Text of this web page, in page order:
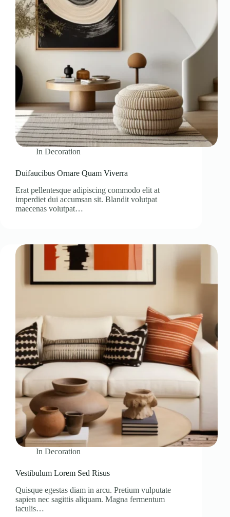
In Decoration
Duifaucibus Ornare Quam Viverra
Erat pellentesque adipiscing commodo elit at
imperdiet dui accumsan sit. Blandit volutpat
maecenas volutpat…
In Decoration
Vestibulum Lorem Sed Risus
Quisque egestas diam in arcu. Pretium vulputate
sapien nec sagittis aliquam. Magna fermentum
iaculis…